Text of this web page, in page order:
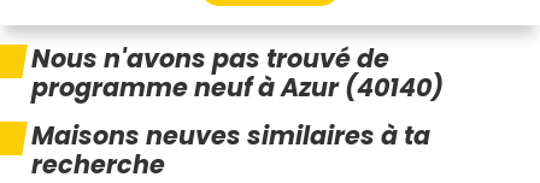
Nous n'avons pas trouvé de
programme neuf à Azur (40140)
Maisons neuves similaires à ta
recherche